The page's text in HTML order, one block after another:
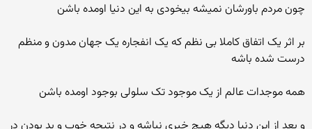
چون مردم باورشان نمیشه بیخودی به این دنیا اومده باشن
بر اثر یک اتفاق کاملا بی نظم که یک انفجاره یک جهان مدون و منظم
درست شده باشه
همه موجدات عالم از یک موجود تک سلولی بوجود اومده باشن